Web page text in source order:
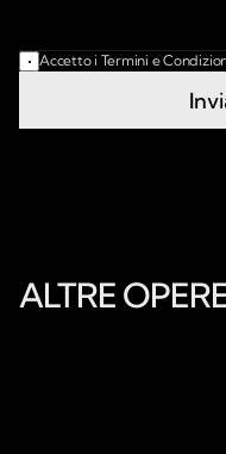
Accetto i Termini e
ALTRE